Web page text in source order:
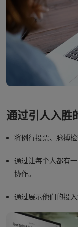
通过引人入胜
将例行投票、脉搏
通过让每个人都有
协作。
通过展示他们的投